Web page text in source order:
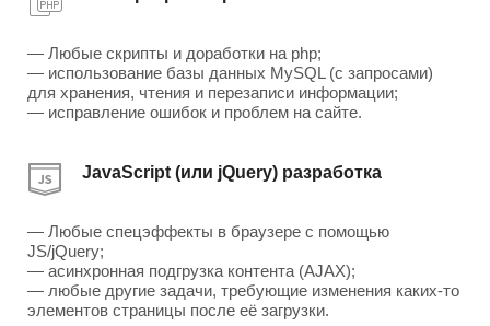
— Любые скрипты и доработки на php;
— использование базы данных MySQL (с запросами)
для хранения, чтения и перезаписи информации;
— исправление ошибок и проблем на сайте.
JavaScript (или jQuery) разработка
— Любые спецэффекты в браузере с помощью
JS/jQuery;
— асинхронная подгрузка контента (AJAX);
— любые другие задачи, требующие изменения каких-то
элементов страницы после её загрузки.